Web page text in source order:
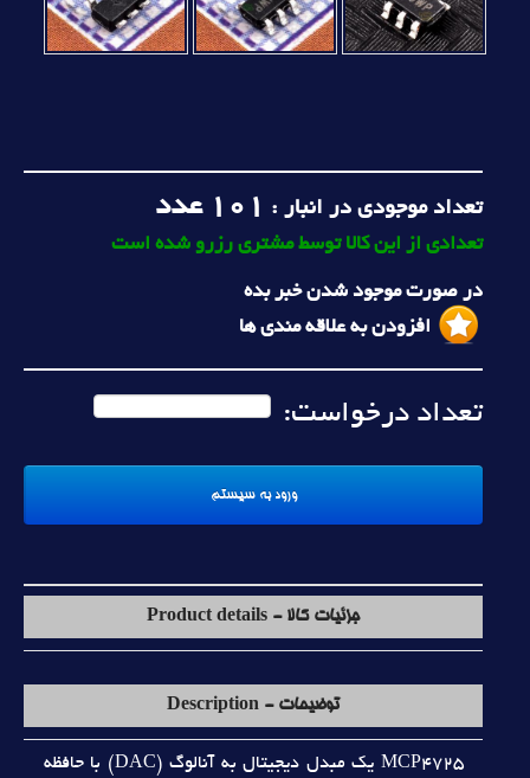
تعداد موجودی در انبار : 101 عدد
تعدادی از این کالا توسط مشتری رزرو شده است
در صورت موجود شدن خبر بده
افزودن به علاقه مندی ها
تعداد درخواست:
جزئیات کالا - Product details
توضیحات - Description
MCP4725 يک مبدل ديجيتال به آنالوگ (DAC) با حافظه